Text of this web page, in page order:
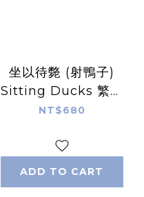
坐以待斃 (射鴨子)
Sitting Ducks 繁體
中文版
NT$680
ADD TO CART